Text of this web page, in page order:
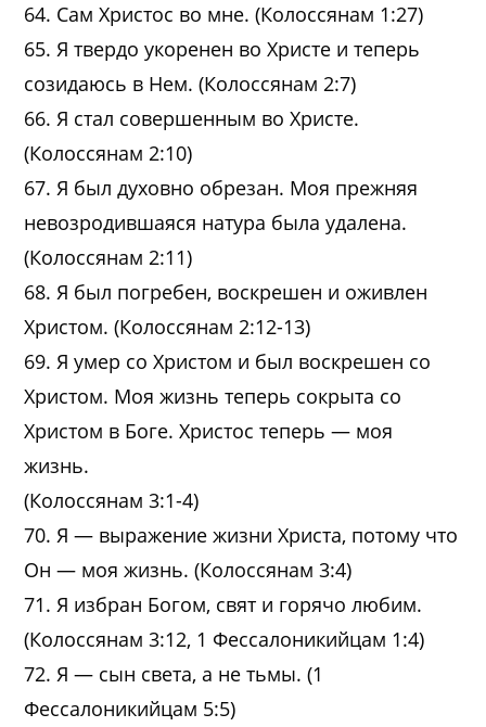
64. Сам Христос во мне. (Колоссянам 1:27)
65. Я твердо укоренен во Христе и теперь
созидаюсь в Нем. (Колоссянам 2:7)
66. Я стал совершенным во Христе.
(Колоссянам 2:10)
67. Я был духовно обрезан. Моя прежняя
невозродившаяся натура была удалена.
(Колоссянам 2:11)
68. Я был погребен, воскрешен и оживлен
Христом. (Колоссянам 2:12-13)
69. Я умер со Христом и был воскрешен со
Христом. Моя жизнь теперь сокрыта со
Христом в Боге. Христос теперь — моя
жизнь.
(Колоссянам 3:1-4)
70. Я — выражение жизни Христа, потому что
Он — моя жизнь. (Колоссянам 3:4)
71. Я избран Богом, свят и горячо любим.
(Колоссянам 3:12, 1 Фессалоникийцам 1:4)
72. Я — сын света, а не тьмы. (1
Фессалоникийцам 5:5)